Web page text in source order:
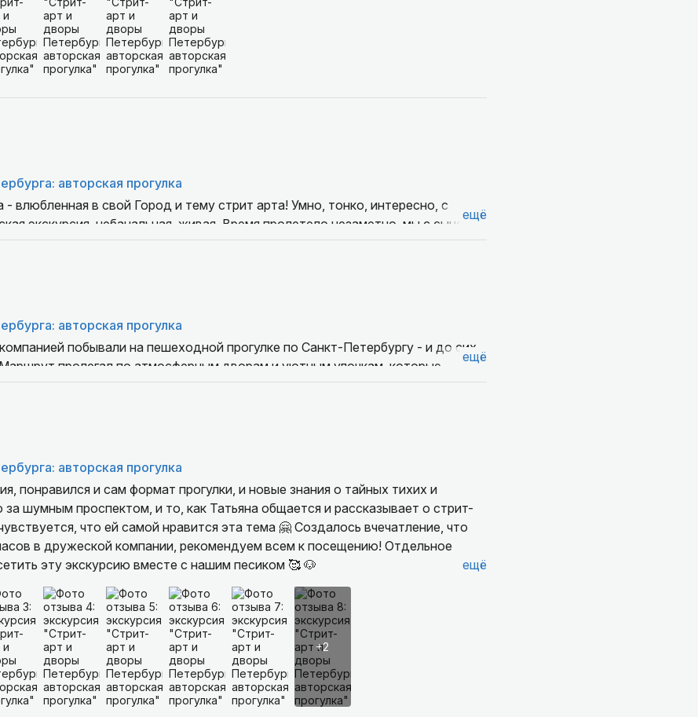
уже много раз и вроде как все уже видели, эту экскурсию рекомендую!
за приятный атмосферный вечер и всего наилучшего ❤️
авторская прогулка
- влюбленная в свой Город и тему стрит арта! Умно, тонко, интересно, с
экскурсия, небанальная, живая. Время пролетело незаметно, мы с сыном
Гостям Города - рекомендую однозначно, Татьяне - желаю
развития и благодарных клиентов. Вы - отличный 'переводчик'
на котором говорит этот самый удивительный на земле Город. Удачи!
ещё
авторская прогулка
побывали на пешеходной прогулке по Санкт‑Петербургу - и до сих
пролегал по атмосферным дворам и уютным улочкам, которые
стандартных экскурсий. Столько раз была в Питере, а город открылся с
уголках столько истории, деталей и особого петербургского шарма.
экскурсоводу Татьяне - она просто замечательная! Очень внимательная,
темп (мы люди северные, поэтому любим ходить быстро) и при этом
вопросы. Рассказывала не сухой набор дат и фактов, а живые истории.
искренне любит город и умеет эту любовь передать.
любых возрастов. Мы были с подростком, ребенку все понравилось,
диалог со всеми, включая ребенка.
ещё
авторская прогулка
понравился и сам формат прогулки, и новые знания о тайных тихих и
шумным проспектом, и то, как Татьяна общается и рассказывает о стрит-
что ей самой нравится эта тема 🤗 Создалось вчечатление, что
в дружеской компании, рекомендуем всем к посещению! Отдельное
спасибо, что смогли посетить эту экскурсию вместе с нашим песиком 🥰 🐶
ещё
+2